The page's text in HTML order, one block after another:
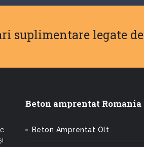
suplimentare legate de
Beton amprentat Romania
Beton Amprentat Olt